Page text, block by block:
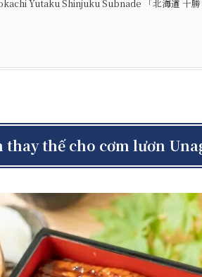
Yutaku Shinjuku Subnade 「北海道 十勝
thế cho cơm lươn